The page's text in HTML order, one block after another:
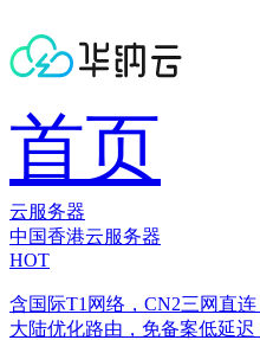
首页
云服务器
中国香港云服务器
HOT
含国际T1网络，CN2三网直连
大陆优化路由，免备案低延迟